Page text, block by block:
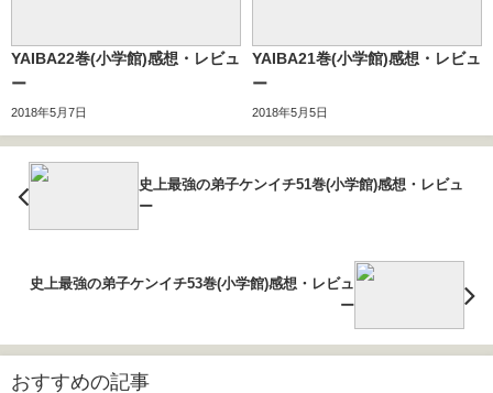
YAIBA22巻(小学館)感想・レビュ
ー
2018年5月7日
YAIBA21巻(小学館)感想・レビュ
ー
2018年5月5日
史上最強の弟子ケンイチ51巻(小学館)感想・レビュ
ー
史上最強の弟子ケンイチ53巻(小学館)感想・レビュ
ー
おすすめの記事